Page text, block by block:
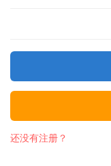
还没有注册？